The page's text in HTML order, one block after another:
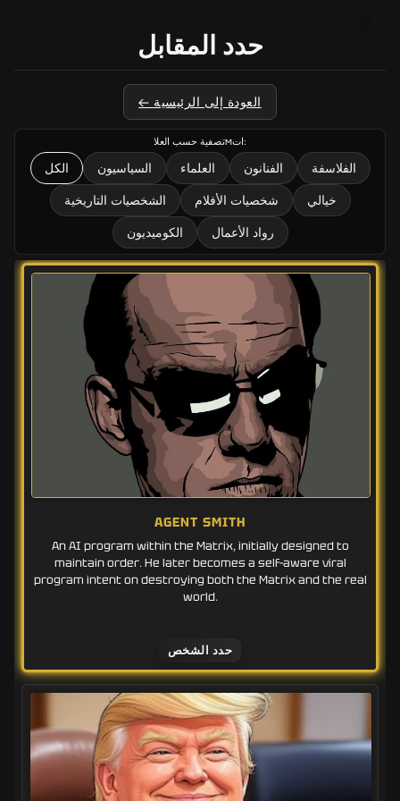
حدد المقابل
← العودة إلى الرئيسية
تصفية حسب العلاмات:
الكل السياسيون العلماء الفنانون
الفلاسفة
الشخصيات التاريخية
شخصيات الأفلام
خيالي
الكوميديون
رواد الأعمال
AGENT SMITH
An AI program within the Matrix, initially designed to
maintain order. He later becomes a self-aware viral
program intent on destroying both the Matrix and the real
world.
حدد الشخص